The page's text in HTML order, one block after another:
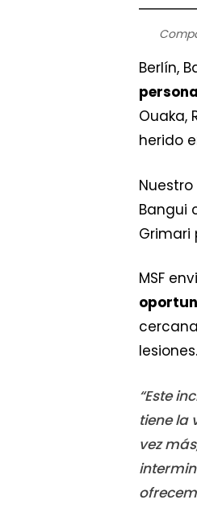
Berlín,
Ouaka,
herido
Bangui
Grimari
MSF
lesiones.
“Este
tiene la
vez